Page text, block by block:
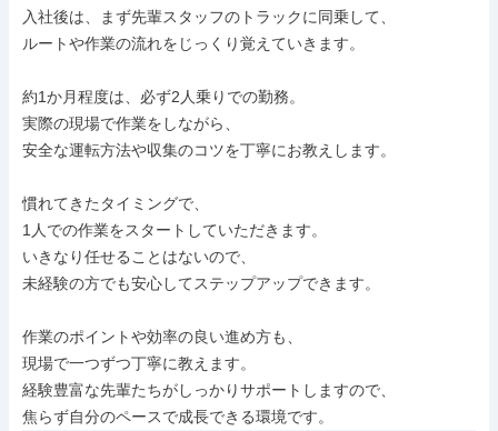
入社後は、まず先輩スタッフのトラックに同乗して、
ルートや作業の流れをじっくり覚えていきます。
約1か月程度は、必ず2人乗りでの勤務。
実際の現場で作業をしながら、
安全な運転方法や収集のコツを丁寧にお教えします。
慣れてきたタイミングで、
1人での作業をスタートしていただきます。
いきなり任せることはないので、
未経験の方でも安心してステップアップできます。
作業のポイントや効率の良い進め方も、
現場で一つずつ丁寧に教えます。
経験豊富な先輩たちがしっかりサポートしますので、
焦らず自分のペースで成長できる環境です。